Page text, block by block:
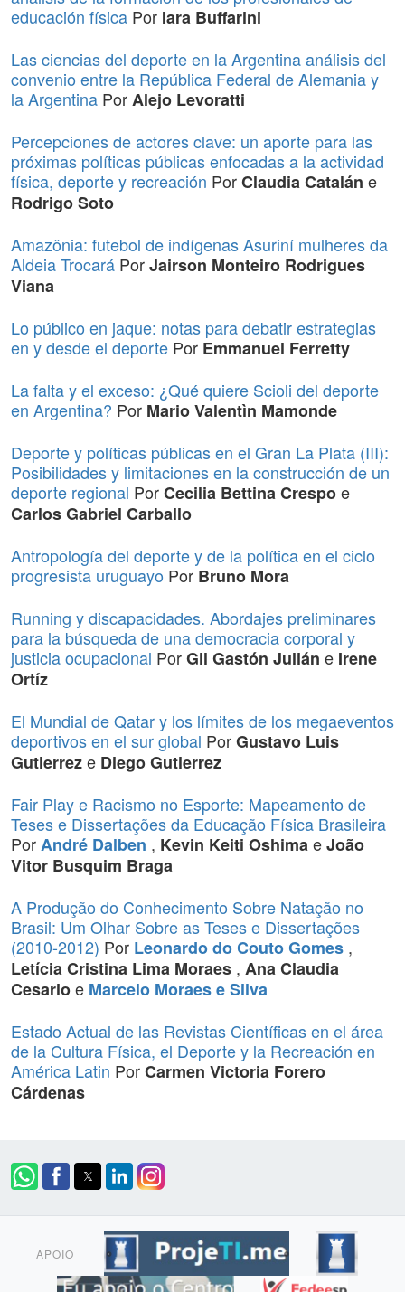
educación física Por Iara Buffarini
Las ciencias del deporte en la Argentina análisis del
convenio entre la República Federal de Alemania y
la Argentina PorAlejo Levoratti
Percepciones de actores clave: un aporte para las
próximas políticas públicas enfocadas a la actividad
física, deporte y recreación PorClaudia Catalán e
Rodrigo Soto
Amazônia: futebol de indígenas Asuriní mulheres da
Aldeia Trocará PorJairson Monteiro Rodrigues
Viana
Lo público en jaque: notas para debatir estrategias
en y desde el deporte Por Emmanuel Ferretty
La falta y el exceso: ¿Qué quiere Scioli del deporte
en Argentina? Por Mario Valentìn Mamonde
Deporte y políticas públicas en el Gran La Plata (III):
Posibilidades y limitaciones en la construcción de un
deporte regional PorCecilia Bettina Crespoe
Carlos Gabriel Carballo
Antropología del deporte y de la política en el ciclo
progresista uruguayo Por Bruno Mora
Running y discapacidades. Abordajes preliminares
para la búsqueda de una democracia corporal y
justicia ocupacional PorGil Gastón Julián e Irene
Ortíz
El Mundial de Qatar y los límites de los megaeventos
deportivos en el sur global PorGustavo Luis
Gutierreze Diego Gutierrez
Fair Play e Racismo no Esporte: Mapeamento de
Teses e Dissertações da Educação Física Brasileira
PorAndré Dalben , Kevin Keiti OshimaeJoão
Vitor Busquim Braga
A Produção do Conhecimento Sobre Natação no
Brasil: Um Olhar Sobre as Teses e Dissertações
(2010-2012) Por Leonardo do Couto Gomes ,
Letícia Cristina Lima Moraes , Ana Claudia
Cesarioe Marcelo Moraes e Silva
Estado Actual de las Revistas Científicas en el área
de la Cultura Física, el Deporte y la Recreación en
América Latin PorCarmen Victoria Forero
Cárdenas
APOIO